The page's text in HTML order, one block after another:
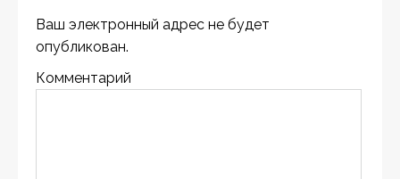
Ваш электронный адрес не будет
опубликован.
Комментарий